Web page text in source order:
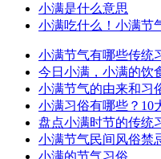
小满是什么意思
小满吃什么！小满节
小满节气有哪些传统
今日小满，小满的饮
小满节气的由来和习
小满习俗有哪些？10
盘点小满时节的传统
小满节气民间风俗禁
小满的节气习俗